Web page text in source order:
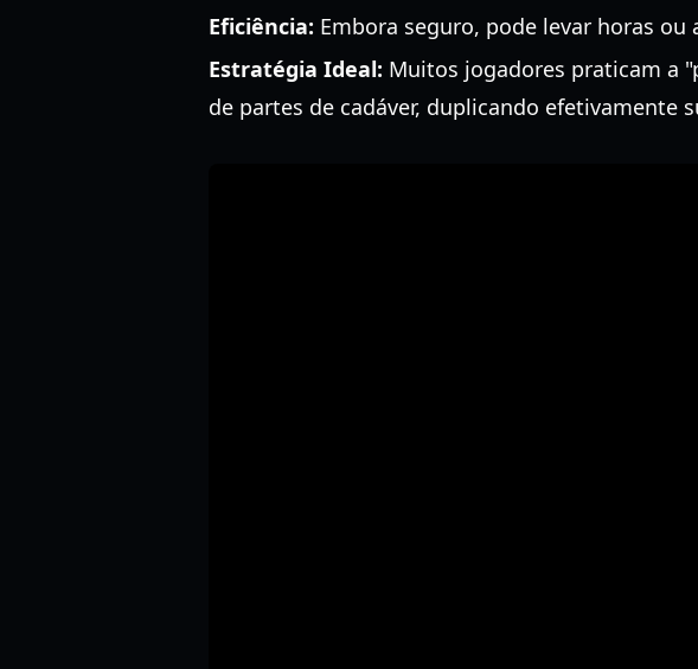
Eficiência: Embora seguro, pode levar horas
Estratégia Ideal: Muitos jogadores praticam a
de partes de cadáver, duplicando efetivamente